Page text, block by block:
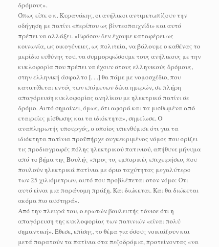
δρόμους».
Όπως είπε ο κ. Κυρανάκης, οι ανήλικοι αντιμετωπίζουν την
οδήγηση με πατίνι «περίπου ως βίντεοπαιχνίδι» και αυτό
πρέπει να αλλάξει. «Εφόσον δεν έχουμε καταφέρει ως
κοινωνία, ως οικογένειες, ως πολιτεία, να βάλουμε ο καθένας το
μερίδιο ευθύνης του, να συμμορφώσουμε τους ανήλικους με την
κυκλοφορία που πρέπει να έχουν στους ελληνικούς δρόμους,
στην ελληνική άσφαλτο [. . .] θα πάμε με νομοσχέδιο, που
κατατίθεται εντός των επόμενων δέκα ημερών, σε πλήρη
απαγόρευση κυκλοφορίας ανηλίκου με ηλεκτρικό πατίνι σε
δρόμο. Αυτό σημαίνει, όμως, ότι αφορά και τα μισθωμένα από
εταιρείες μίσθωσης και τα ιδιόκτητα», σημείωσε. Ο
αναπληρωτής υπουργός, ο οποίος υπενθύμισε ότι για τα
ιδιόκτητα πατίνια προϋπήρχε συγκεκριμένος νόμος που ορίζει
τις προδιαγραφές πόλης ηλεκτρικού πατινιού, απήθυνε μήνυμα
από το βήμα της Βουλής «προς τις εμπορικές επιχειρήσεις που
πουλούν ηλεκτρικά πατίνια με όριο ταχύτητας μεγαλύτερο
των 25 χιλιόμετρων, αυτό που προβλέπεται στον νόμο: Ότι
αυτό είναι μια παράνομη πράξη. Και διώκεται. Και θα διώκεται
ακόμα πιο αυστηρά».
Από την πλευρά του, ο ερωτών βουλευτής τόνισε ότι η
απαγόρευση της κυκλοφορίας των πατινιών «είναι πολύ
σημαντική». Έθεσε, επίσης, το θέμα για όσους νοικιάζουν και
μετά παρατούν τα πατίνια στα πεζοδρόμια, προτείνοντας «να